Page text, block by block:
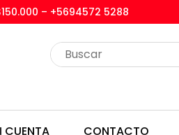
– +5694572 5288
CUENTA CONTACTO